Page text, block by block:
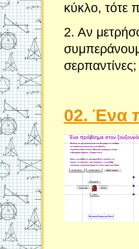
κύκλο, τότε
2. Αν
σερπαντίνες;
02. Ένα